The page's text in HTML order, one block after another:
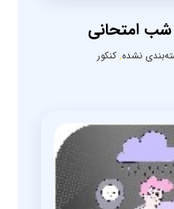
امتحانی
نشده,کنکور